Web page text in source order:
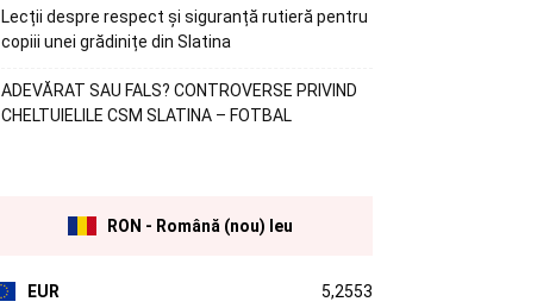
Lecții despre respect și siguranță rutieră pentru
copiii unei grădinițe din Slatina
ADEVĂRAT SAU FALS? CONTROVERSE PRIVIND
CHELTUIELILE CSM SLATINA – FOTBAL
RON - Română (nou) leu
EUR 5,2553